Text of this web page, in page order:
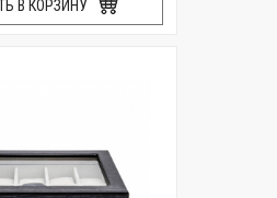
В КОРЗИНУ